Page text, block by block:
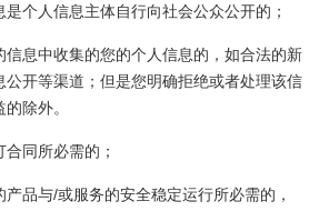
个人信息主体自行向社会公众公开的；
信息中收集的您的个人信息的，如合法的新
公开等渠道；但是您明确拒绝或者处理该信
除外。
同所必需的；
产品与/或服务的安全稳定运行所必需的，